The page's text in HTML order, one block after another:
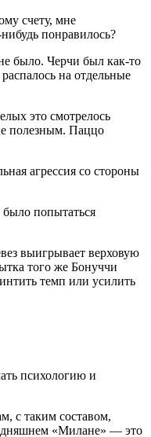
счету, мне
понравилось?
было. Черчи был как-то
на отдельные
это смотрелось
полезным. Паццо
агрессия со стороны
попытаться
выигрывает верховую
того же Бонуччи
темп или усилить
психологию и
с таким составом,
«Милане» — это